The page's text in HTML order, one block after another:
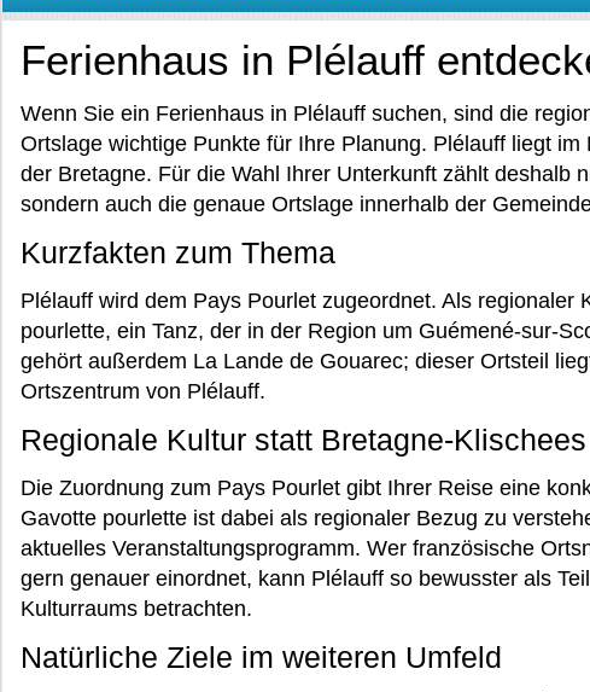
Ferienhaus in Plélauff
Wenn Sie ein Ferienhaus in Plélauff suchen, sind die
Ortslage wichtige Punkte für Ihre Planung. Plélauff liegt im
der Bretagne. Für die Wahl Ihrer Unterkunft zählt deshalb
sondern auch die genaue Ortslage innerhalb der
Kurzfakten zum Thema
Plélauff wird dem Pays Pourlet zugeordnet. Als regionaler
pourlette, ein Tanz, der in der Region um Guémené-sur-
gehört außerdem La Lande de Gouarec; dieser Ortsteil
Ortszentrum von Plélauff.
Regionale Kultur statt Bretagne-Klischees
Die Zuordnung zum Pays Pourlet gibt Ihrer Reise eine
Gavotte pourlette ist dabei als regionaler Bezug zu
aktuelles Veranstaltungsprogramm. Wer französische
gern genauer einordnet, kann Plélauff so bewusster als
Kulturraums betrachten.
Natürliche Ziele im weiteren Umfeld